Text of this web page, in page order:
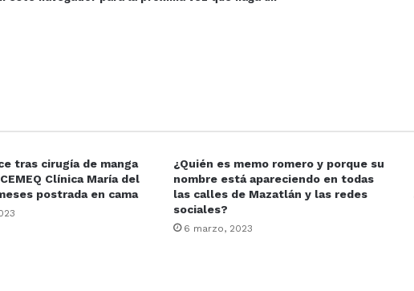
tras cirugía de manga
Clínica María del
postrada en cama
¿Quién es memo romero y porque su
nombre está apareciendo en todas
las calles de Mazatlán y las redes
sociales?
6 marzo, 2023